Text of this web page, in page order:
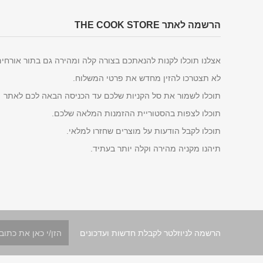
הרשמה לאתר THE COOK STORE
אצלנו תוכלו לקנות להנאתכם בצורה קלה ומהירה גם בתור
לא תצטרכו להזין מחדש את פרטי המשלוח.
תוכלו לשמור את סל הקניות שלכם עד הכניסה הבאה לכם לאתר
תוכלו לצפות בהסטוריית ההזמנות המלאה שלכם.
תוכלו לקבל הודעות על מוצרים שחזרו למלאי.
תיהנו מקניה מהירה וקלה יותר בעתיד.
הרשמה לניוזלטר לקבלת חדשות ועדכונים